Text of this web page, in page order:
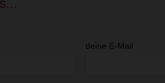
deine E-Mail